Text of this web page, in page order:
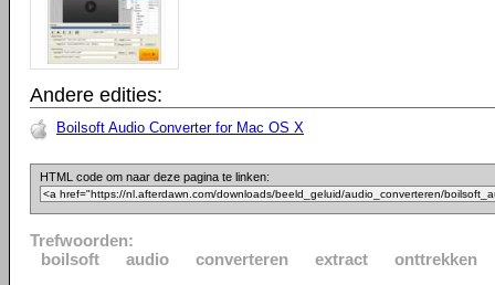
Andere edities:
Boilsoft Audio Converter for Mac OS X
HTML code om naar deze pagina te linken:
Trefwoorden:
boilsoft
audio converteren extract onttrekken